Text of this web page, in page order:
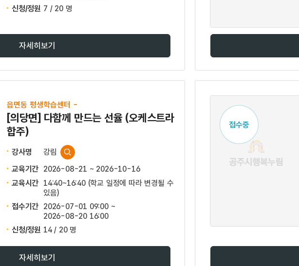
신청/정원 7 / 20 명
자세히보기
읍면동 평생학습센터 -
[의당면] 다함께 만드는 선율 (오케스트라
합주)
강사명
강림
교육기간 2026-08-21 ~ 2026-10-16
교육시간 14:40~16:40 (학교 일정에 따라 변경될 수
있음)
접수기간 2026-07-01 09:00 ~
2026-08-20 16:00
신청/정원 14 / 20 명
자세히보기
접수중